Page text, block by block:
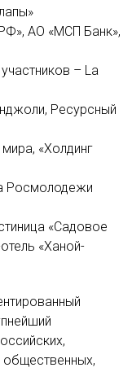
АО «МСП Банк»,
– La
Ресурсный
«Холдинг
Росмолодежи
«Садовое
«Ханой-
общественных,